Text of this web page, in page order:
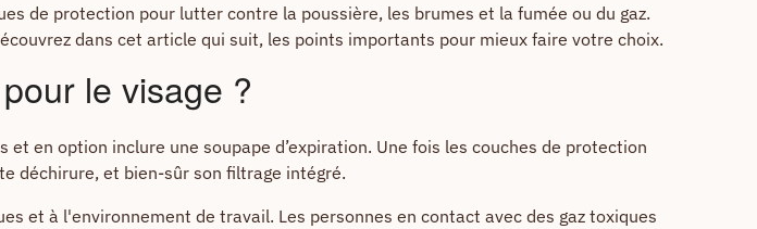
de protection pour lutter contre la poussière, les brumes et la fumée ou du gaz.
dans cet article qui suit, les points importants pour mieux faire votre choix.
le visage ?
en option inclure une soupape d’expiration. Une fois les couches de protection
déchirure, et bien-sûr son filtrage intégré.
et à l'environnement de travail. Les personnes en contact avec des gaz toxiques